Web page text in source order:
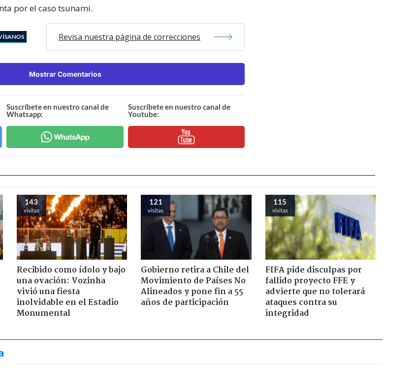
por el caso tsunami.
Revisa nuestra página de correcciones
Mostrar Comentarios
Suscríbete en nuestro canal de
Whatsapp:
Suscríbete en nuestro canal de
Youtube:
143
visitas
Recibido como ídolo y bajo
una ovación: Vozinha
vivió una fiesta
inolvidable en el Estadio
Monumental
121
visitas
Gobierno retira a Chile del
Movimiento de Países No
Alineados y pone fin a 55
años de participación
115
visitas
FIFA pide disculpas por
fallido proyecto FFE y
advierte que no tolerará
ataques contra su
integridad